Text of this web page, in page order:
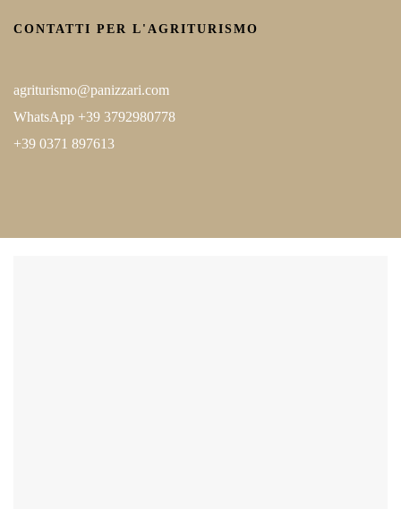
CONTATTI PER L'AGRITURISMO
agriturismo@panizzari.com
WhatsApp +39 3792980778
+39 0371 897613